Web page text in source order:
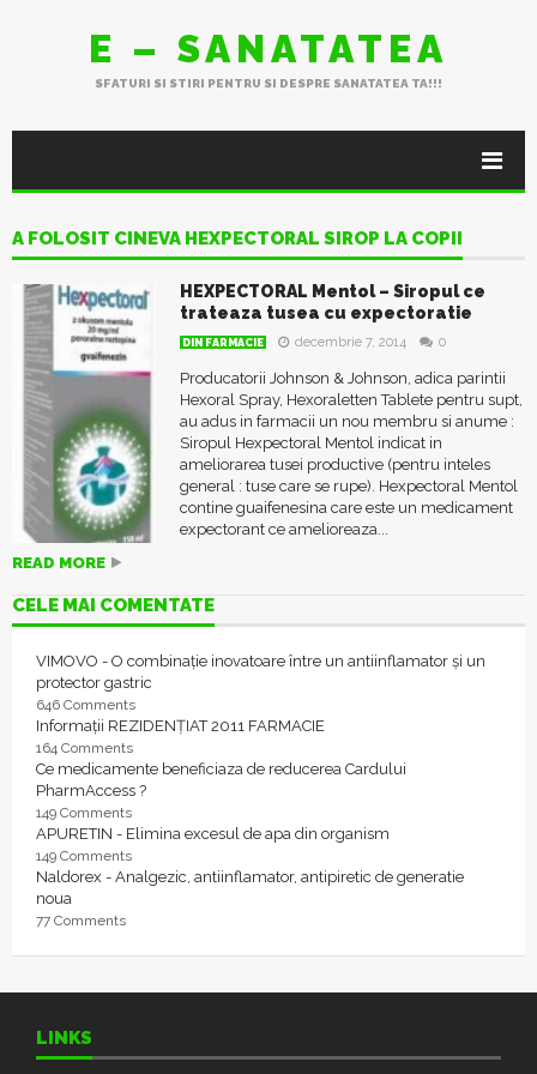
E – SANATATEA
SFATURI SI STIRI PENTRU SI DESPRE SANATATEA TA!!!
A FOLOSIT CINEVA HEXPECTORAL SIROP LA COPII
HEXPECTORAL Mentol – Siropul ce
trateaza tusea cu expectoratie
DIN FARMACIE decembrie 7, 2014 0
Producatorii Johnson & Johnson, adica parintii
Hexoral Spray, Hexoraletten Tablete pentru supt,
au adus in farmacii un nou membru si anume :
Siropul Hexpectoral Mentol indicat in
ameliorarea tusei productive (pentru inteles
general : tuse care se rupe). Hexpectoral Mentol
contine guaifenesina care este un medicament
expectorant ce amelioreaza...
READ MORE
CELE MAI COMENTATE
VIMOVO - O combinație inovatoare între un antiinflamator și un
protector gastric
646 Comments
Informații REZIDENȚIAT 2011 FARMACIE
164 Comments
Ce medicamente beneficiaza de reducerea Cardului
PharmAccess ?
149 Comments
APURETIN - Elimina excesul de apa din organism
149 Comments
Naldorex - Analgezic, antiinflamator, antipiretic de generatie
noua
77 Comments
LINKS